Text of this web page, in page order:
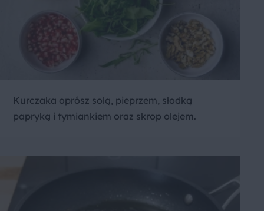
Kurczaka oprósz solą, pieprzem, słodką
papryką i tymiankiem oraz skrop olejem.